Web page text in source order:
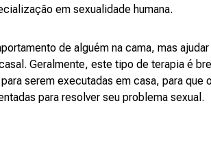
em sexualidade humana.
de alguém na cama, mas ajudar
Geralmente, este tipo de terapia é
serem executadas em casa, para que
para resolver seu problema sexual.